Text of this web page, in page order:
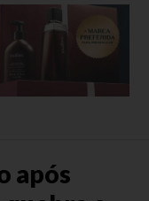
após